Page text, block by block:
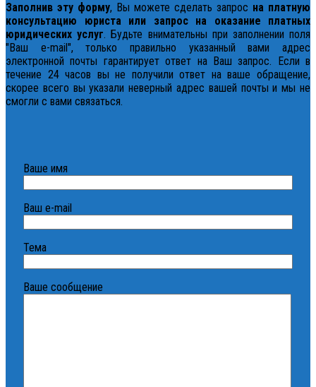
Заполнив эту форму, Вы можете сделать запрос на платную
консультацию юриста или запрос на оказание платных
юридических услуг. Будьте внимательны при заполнении поля
"Ваш e-mail", только правильно указанный вами адрес
электронной почты гарантирует ответ на Ваш запрос. Если в
течение 24 часов вы не получили ответ на ваше обращение,
скорее всего вы указали неверный адрес вашей почты и мы не
смогли с вами связаться.
Ваше имя
Ваш e-mail
Тема
Ваше сообщение